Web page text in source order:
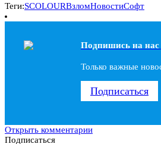
Теги:SCOLOURВзломНовостиСофт
Подпишись на наc
Только важные
Подписаться
Открыть комментарии
Подписаться